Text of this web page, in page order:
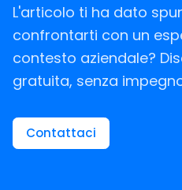
L'articolo ti ha dato
confrontarti con un
contesto aziendale?
gratuita, senza
Contattaci